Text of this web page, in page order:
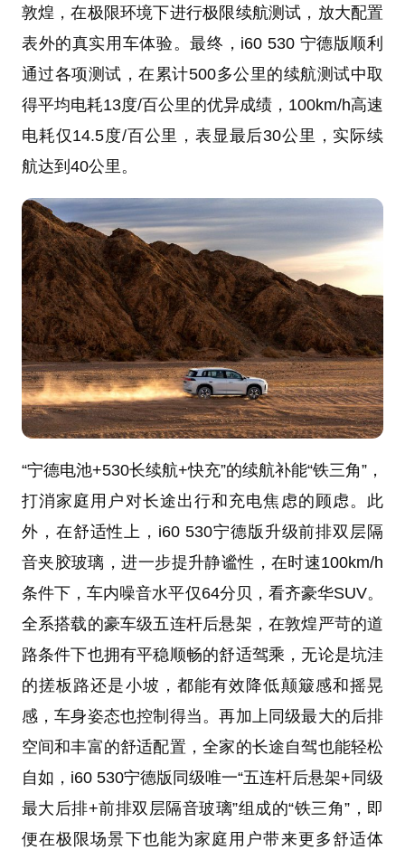
敦煌，在极限环境下进行极限续航测试，放大配置
表外的真实用车体验。最终，i60 530 宁德版顺利
通过各项测试，在累计500多公里的续航测试中取
得平均电耗13度/百公里的优异成绩，100km/h高速
电耗仅14.5度/百公里，表显最后30公里，实际续
航达到40公里。
“宁德电池+530长续航+快充”的续航补能“铁三角”，
打消家庭用户对长途出行和充电焦虑的顾虑。此
外，在舒适性上，i60 530宁德版升级前排双层隔
音夹胶玻璃，进一步提升静谧性，在时速100km/h
条件下，车内噪音水平仅64分贝，看齐豪华SUV。
全系搭载的豪车级五连杆后悬架，在敦煌严苛的道
路条件下也拥有平稳顺畅的舒适驾乘，无论是坑洼
的搓板路还是小坡，都能有效降低颠簸感和摇晃
感，车身姿态也控制得当。再加上同级最大的后排
空间和丰富的舒适配置，全家的长途自驾也能轻松
自如，i60 530宁德版同级唯一“五连杆后悬架+同级
最大后排+前排双层隔音玻璃”组成的“铁三角”，即
便在极限场景下也能为家庭用户带来更多舒适体